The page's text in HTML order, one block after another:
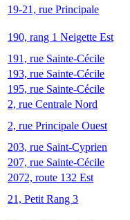
19-21, rue Principale
190, rang 1 Neigette Est
191, rue Sainte-Cécile
193, rue Sainte-Cécile
195, rue Sainte-Cécile
2, rue Centrale Nord
2, rue Principale Ouest
203, rue Saint-Cyprien
207, rue Sainte-Cécile
2072, route 132 Est
21, Petit Rang 3